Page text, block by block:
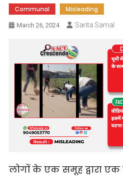
Communal Misleading
March 26, 2024 Sarita Samal
लोगों के एक समूह द्वारा एक